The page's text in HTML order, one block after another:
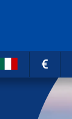
€